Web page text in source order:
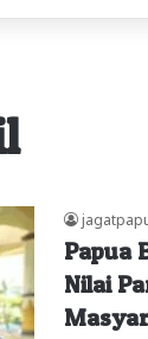
Papua
Nilai